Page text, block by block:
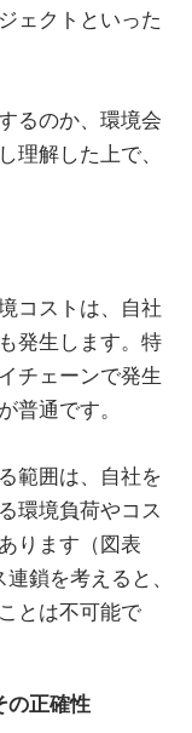
ェクトといった
るのか、環境会
理解した上で、
コストは、自社
発生します。特
チェーンで発生
普通です。
範囲は、自社を
環境負荷やコス
ります（図表
鎖を考えると、
とは不可能で
の正確性